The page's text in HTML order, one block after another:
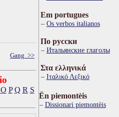
Gang >>
O P Q R S
Em portugues
Os verbos italianos
По русски
Итальянские глаголы
Στα ελληνικά
Ιταλικό Λεξικό
Ën piemontèis
Dissionari piemontèis